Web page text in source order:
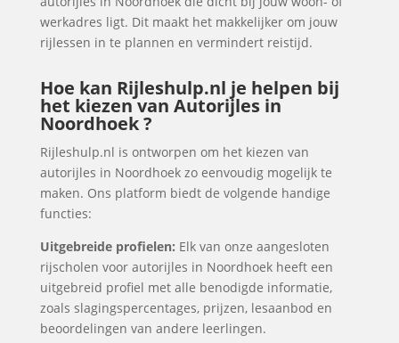
werkadres ligt. Dit maakt het makkelijker om jouw
rijlessen in te plannen en vermindert reistijd.
Hoe kan Rijleshulp.nl je helpen bij
het kiezen van Autorijles in
Noordhoek ?
Rijleshulp.nl is ontworpen om het kiezen van
autorijles in Noordhoek zo eenvoudig mogelijk te
maken. Ons platform biedt de volgende handige
functies:
Uitgebreide profielen: Elk van onze aangesloten
rijscholen voor autorijles in Noordhoek heeft een
uitgebreid profiel met alle benodigde informatie,
zoals slagingspercentages, prijzen, lesaanbod en
beoordelingen van andere leerlingen.